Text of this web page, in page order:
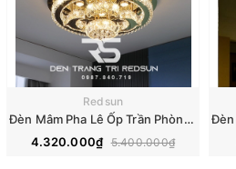
Redsun
Đèn Mâm Pha Lê Ốp Trần Phòng Khách Hiện Đại M9210
4.320.000₫ 5.400.000₫